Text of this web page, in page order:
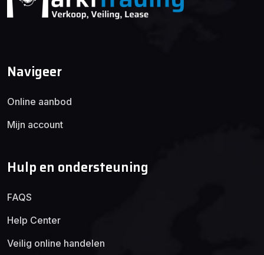
Navigeer
Online aanbod
Mijn account
Hulp en ondersteuning
FAQS
Help Center
Veilig online handelen